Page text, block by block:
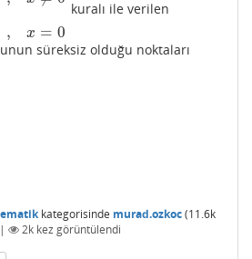
,
x = 0
kuralı ile verilen
süreksiz olduğu noktaları
kategorisinde murad.ozkoc(11.6k
| 2k kez görüntülendi